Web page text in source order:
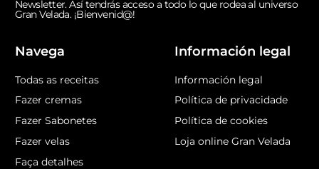
Newsletter. Así tendrás acceso a todo lo que rodea al universo
Gran Velada. ¡Bienvenid@!
Navega
Todas as receitas
Fazer cremas
Fazer Sabonetes
Fazer velas
Faça detalhes
Información legal
Información legal
Política de privacidade
Política de cookies
Loja online Gran Velada